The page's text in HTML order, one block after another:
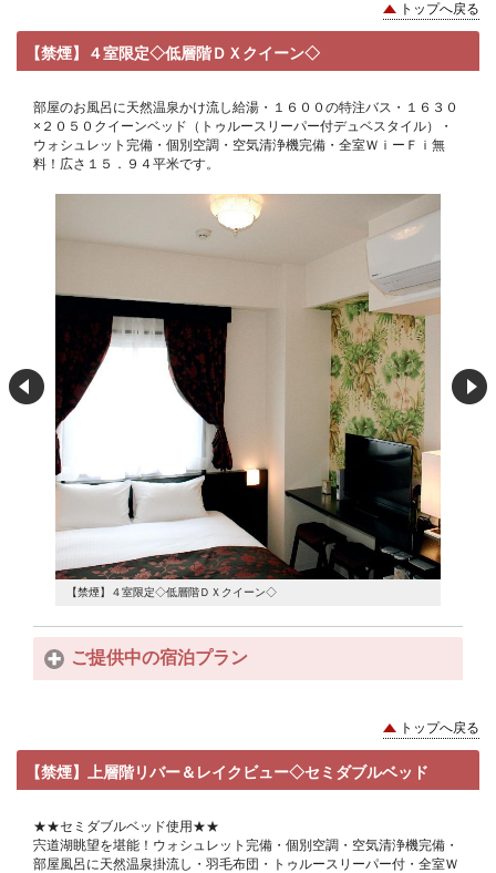
トップへ戻る
【禁煙】４室限定◇低層階ＤＸクイーン◇
部屋のお風呂に天然温泉かけ流し給湯・１６００の特注バス・１６３０
×２０５０クイーンベッド（トゥルースリーパー付デュベスタイル）・
ウォシュレット完備・個別空調・空気清浄機完備・全室ＷｉーＦｉ無
料！広さ１５．９４平米です。
【禁煙】４室限定◇低層階ＤＸクイーン◇
ご提供中の宿泊プラン
トップへ戻る
【禁煙】上層階リバー＆レイクビュー◇セミダブルベッド
★★セミダブルベッド使用★★
宍道湖眺望を堪能！ウォシュレット完備・個別空調・空気清浄機完備・
部屋風呂に天然温泉掛流し・羽毛布団・トゥルースリーパー付・全室Ｗ